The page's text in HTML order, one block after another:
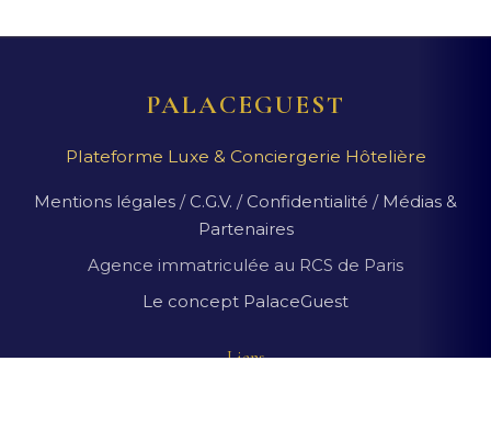
PALACEGUEST
Plateforme Luxe & Conciergerie Hôtelière
Mentions légales / C.G.V. / Confidentialité / Médias &
Partenaires
Agence immatriculée au RCS de Paris
Le concept PalaceGuest
Liens